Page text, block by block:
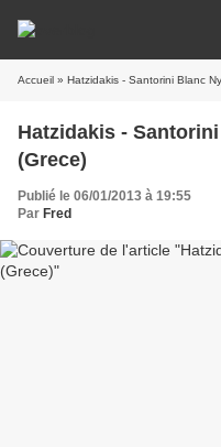
Accueil » Hatzidakis - Santorini Blanc
Hatzidakis -
(Grece)
Publié le 06/01/2013 à 19:55
Par Fred